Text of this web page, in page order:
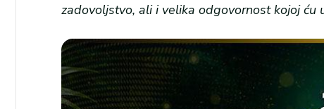
zadovoljstvo, ali i velika odgovornost kojoj